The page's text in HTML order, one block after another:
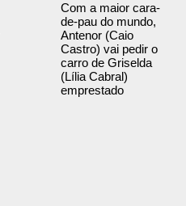
Com a maior cara-
de-pau do mundo,
Antenor (Caio
Castro) vai pedir o
carro de Griselda
(Lília Cabral)
emprestado